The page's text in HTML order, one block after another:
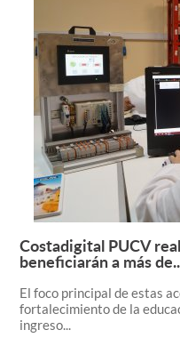
Costadigital PUCV
beneficiarán a más
El foco principal de estas
fortalecimiento de la
ingreso...